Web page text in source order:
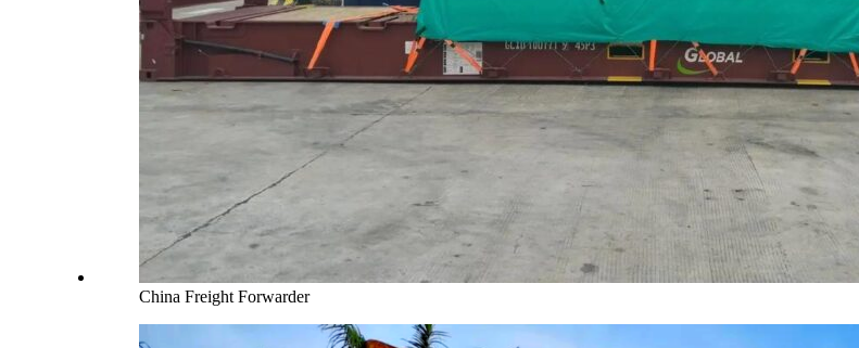
China Freight Forwarder